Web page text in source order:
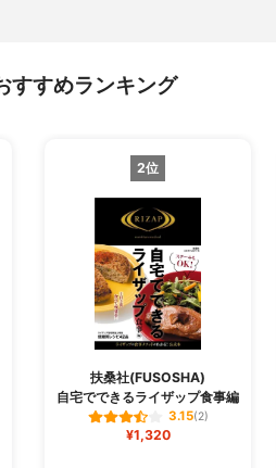
すすめランキング
2位
扶桑社(FUSOSHA)
自宅でできるライザップ食事編
3.15(2)
¥1,320